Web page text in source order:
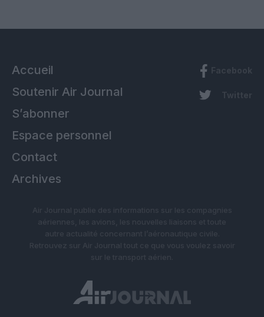
Accueil
Soutenir Air Journal
S’abonner
Espace personnel
Contact
Archives